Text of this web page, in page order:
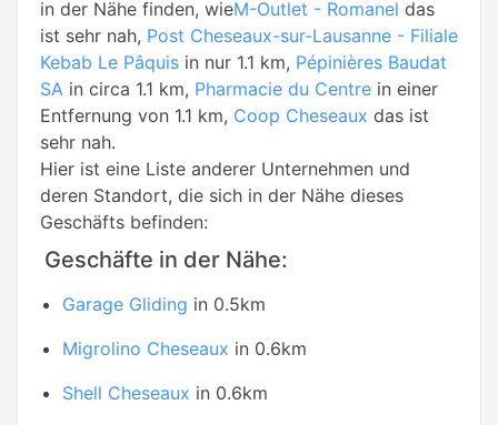
in der Nähe finden, wieM-Outlet - Romanel das
ist sehr nah, Post Cheseaux-sur-Lausanne - Filiale
Kebab Le Pâquis in nur 1.1 km, Pépinières Baudat
SA in circa 1.1 km, Pharmacie du Centre in einer
Entfernung von 1.1 km, Coop Cheseaux das ist
sehr nah.
Hier ist eine Liste anderer Unternehmen und
deren Standort, die sich in der Nähe dieses
Geschäfts befinden:
Geschäfte in der Nähe:
Garage Gliding in 0.5km
Migrolino Cheseaux in 0.6km
Shell Cheseaux in 0.6km